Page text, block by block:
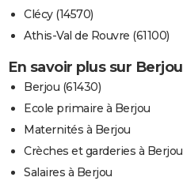
Clécy (14570)
Athis-Val de Rouvre (61100)
En savoir plus sur Berjou
Berjou (61430)
Ecole primaire à Berjou
Maternités à Berjou
Crèches et garderies à Berjou
Salaires à Berjou